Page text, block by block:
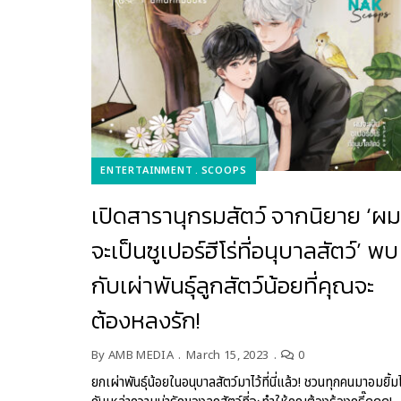
ENTERTAINMENT SCOOPS
เปิดสารานุกรมสัตว์ จากนิยาย ‘ผม
จะเป็นซูเปอร์ฮีโร่ที่อนุบาลสัตว์’ พบ
กับเผ่าพันธุ์ลูกสัตว์น้อยที่คุณจะ
ต้องหลงรัก!
By AMB MEDIA March 15, 2023 0
ยกเผ่าพันธุ์น้อยในอนุบาลสัตว์มาไว้ที่นี่แล้ว! ชวนทุกคนมาอมยิ้ม